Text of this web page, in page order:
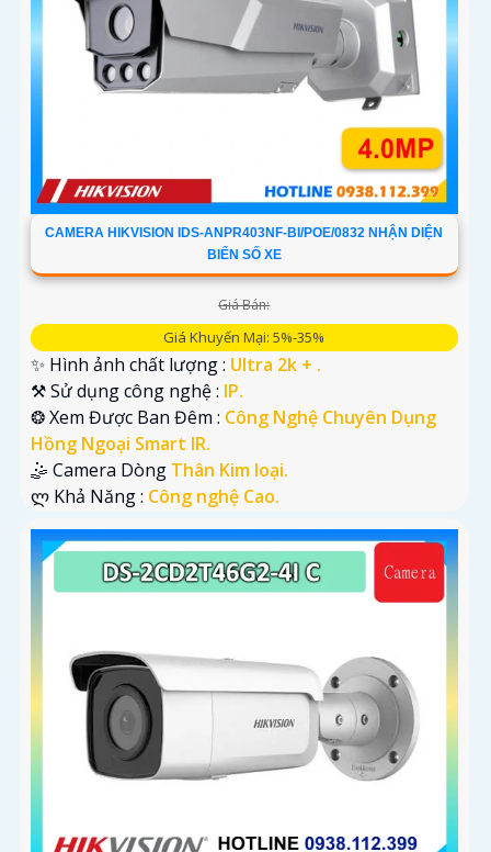
CAMERA HIKVISION IDS-ANPR403NF-BI/POE/0832 NHẬN DIỆN
BIỂN SỐ XE
Giá Bán:
Giá Khuyến Mại: 5%-35%
✨ Hình ảnh chất lượng : Ultra 2k + .
⚒ Sử dụng công nghệ : IP.
❂ Xem Được Ban Đêm : Công Nghệ Chuyên Dụng
Hồng Ngoại Smart IR.
🤹 Camera Dòng Thân Kim loại.
️ლ Khả Năng : Công nghệ Cao.